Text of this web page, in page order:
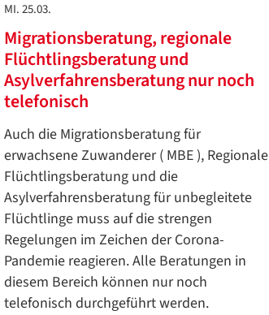
MI. 25.03.
Migrationsberatung, regionale
Flüchtlingsberatung und
Asylverfahrensberatung nur noch
telefonisch
Auch die Migrationsberatung für
erwachsene Zuwanderer ( MBE ), Regionale
Flüchtlingsberatung und die
Asylverfahrensberatung für unbegleitete
Flüchtlinge muss auf die strengen
Regelungen im Zeichen der Corona-
Pandemie reagieren. Alle Beratungen in
diesem Bereich können nur noch
telefonisch durchgeführt werden.
ZURÜCK
/
Translate
ZURÜCK